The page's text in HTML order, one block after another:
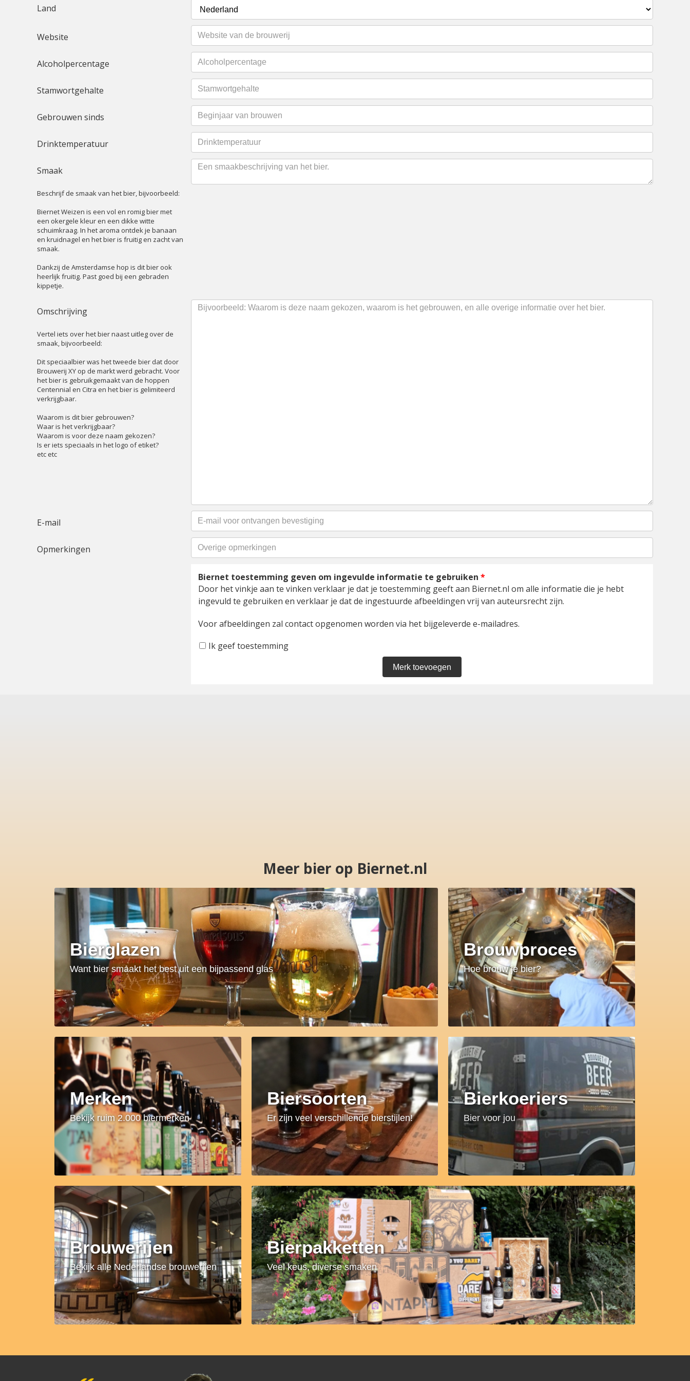
Land
Website
Alcoholpercentage
Stamwortgehalte
Gebrouwen sinds
Drinktemperatuur
Smaak
Beschrijf de smaak van het bier, bijvoorbeeld:
Biernet Weizen is een vol en romig bier met
een okergele kleur en een dikke witte
schuimkraag. In het aroma ontdek je banaan
en kruidnagel en het bier is fruitig en zacht van
smaak.
Dankzij de Amsterdamse hop is dit bier ook
heerlijk fruitig. Past goed bij een gebraden
kippetje.
Omschrijving
Vertel iets over het bier naast uitleg over de
smaak, bijvoorbeeld:
Dit speciaalbier was het tweede bier dat door
Brouwerij XY op de markt werd gebracht. Voor
het bier is gebruikgemaakt van de hoppen
Centennial en Citra en het bier is gelimiteerd
verkrijgbaar.
Waarom is dit bier gebrouwen?
Waar is het verkrijgbaar?
Waarom is voor deze naam gekozen?
Is er iets speciaals in het logo of etiket?
etc etc
E-mail
Opmerkingen
Biernet toestemming geven om ingevulde informatie te gebruiken *
Door het vinkje aan te vinken verklaar je dat je toestemming geeft aan Biernet.nl om alle informatie die je hebt
ingevuld te gebruiken en verklaar je dat de ingestuurde afbeeldingen vrij van auteursrecht zijn.
Voor afbeeldingen zal contact opgenomen worden via het bijgeleverde e-mailadres.
Ik geef toestemming
Meer bier op Biernet.nl
Bierglazen
Want bier smaakt het best uit een bijpassend glas
Brouwproces
Hoe brouw je bier?
Merken
Bekijk ruim 2.000 biermerken
Biersoorten
Er zijn veel verschillende bierstijlen!
Bierkoeriers
Bier voor jou
Brouwerijen
Bekijk alle Nederlandse brouwerijen
Bierpakketten
Veel keus, diverse smaken